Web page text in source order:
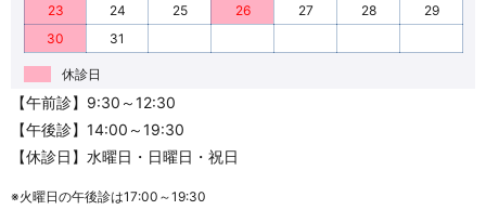
23
24 25 26 27 28
29
30
31
休診日
【午前診】9:30～12:30
【午後診】14:00～19:30
【休診日】水曜日・日曜日・祝日
※火曜日の午後診は17:00～19:30